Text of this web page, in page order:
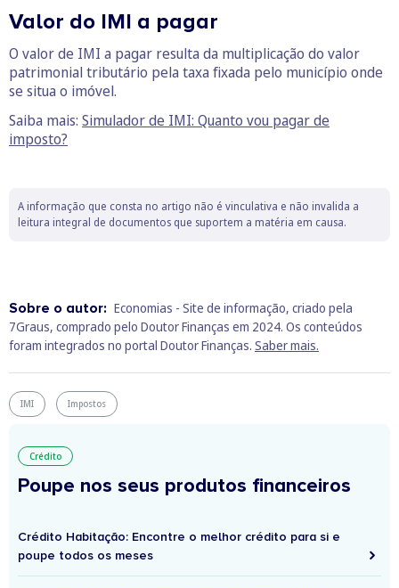
Valor do IMI a pagar
O valor de IMI a pagar resulta da multiplicação do valor
patrimonial tributário pela taxa fixada pelo município onde
se situa o imóvel.
Saiba mais: Simulador de IMI: Quanto vou pagar de
imposto?
A informação que consta no artigo não é vinculativa e não invalida a
leitura integral de documentos que suportem a matéria em causa.
Sobre o autor: Economias - Site de informação, criado pela
7Graus, comprado pelo Doutor Finanças em 2024. Os conteúdos
foram integrados no portal Doutor Finanças. Saber mais.
IMI Impostos
Crédito
Poupe nos seus produtos financeiros
Crédito Habitação: Encontre o melhor crédito para si e
poupe todos os meses